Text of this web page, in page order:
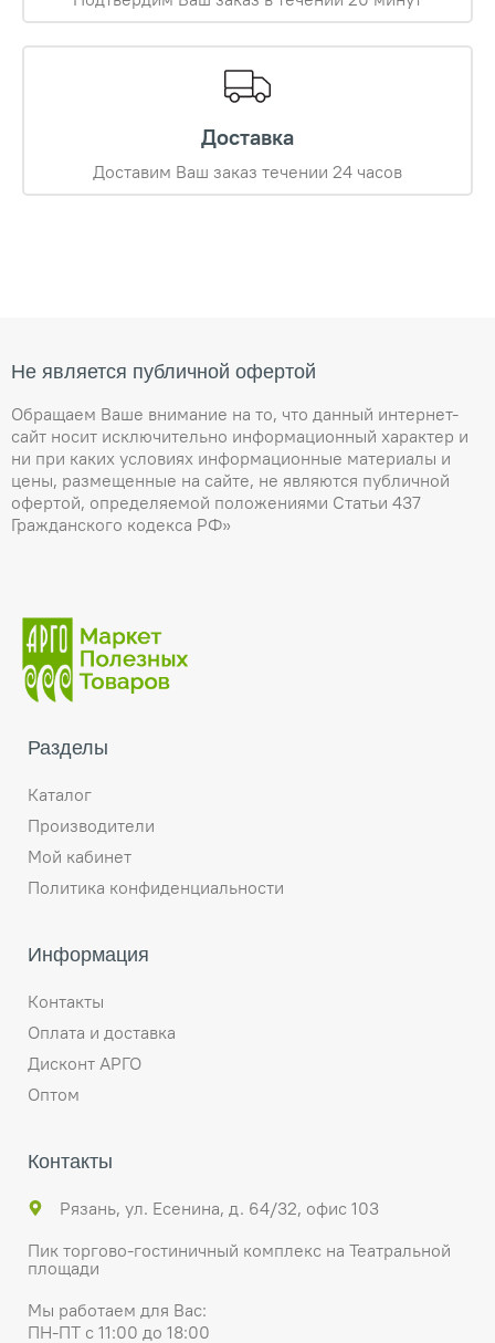
Доставка
Доставим Ваш заказ течении 24 часов
Не является публичной офертой
Обращаем Ваше внимание на то, что данный интернет-
сайт носит исключительно информационный характер и
ни при каких условиях информационные материалы и
цены, размещенные на сайте, не являются публичной
офертой, определяемой положениями Статьи 437
Гражданского кодекса РФ»
Разделы
Каталог
Производители
Мой кабинет
Политика конфиденциальности
Информация
Контакты
Оплата и доставка
Дисконт АРГО
Оптом
Контакты
Рязань, ул. Есенина, д. 64/32, офис 103
Пик торгово-гостиничный комплекс на Театральной
площади
Мы работаем для Вас:
ПН-ПТ с 11:00 до 18:00